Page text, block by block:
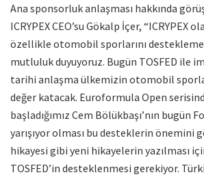
Ana sponsorluk anlaşması hakkında
ICRYPEX CEO’su Gökalp İçer, “ICRYPEX
özellikle otomobil sporlarını
mutluluk duyuyoruz. Bugün TOSFED ile
tarihi anlaşma ülkemizin otomobil
değer katacak. Euroformula Open
başladığımız Cem Bölükbaşı’nın bugün
yarışıyor olması bu desteklerin önemini
hikayesi gibi yeni hikayelerin yazılması
TOSFED’in desteklenmesi gerekiyor.